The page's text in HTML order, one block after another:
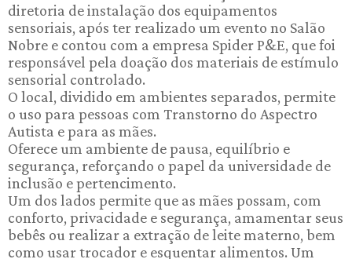
diretoria de instalação dos equipamentos
sensoriais, após ter realizado um evento no Salão
Nobre e contou com a empresa Spider P&E, que foi
responsável pela doação dos materiais de estímulo
sensorial controlado.
O local, dividido em ambientes separados, permite
o uso para pessoas com Transtorno do Aspectro
Autista e para as mães.
Oferece um ambiente de pausa, equilíbrio e
segurança, reforçando o papel da universidade de
inclusão e pertencimento.
Um dos lados permite que as mães possam, com
conforto, privacidade e segurança, amamentar seus
bebês ou realizar a extração de leite materno, bem
como usar trocador e esquentar alimentos. Um